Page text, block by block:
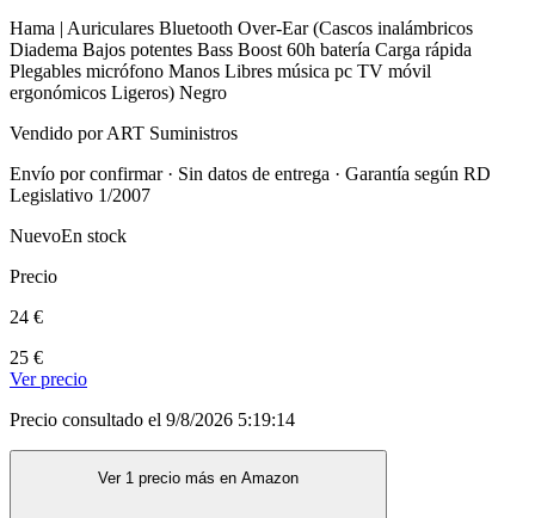
Hama | Auriculares Bluetooth Over-Ear (Cascos inalámbricos
Diadema Bajos potentes Bass Boost 60h batería Carga rápida
Plegables micrófono Manos Libres música pc TV móvil
ergonómicos Ligeros) Negro
Vendido por ART Suministros
Envío por confirmar · Sin datos de entrega · Garantía según RD
Legislativo 1/2007
NuevoEn stock
Precio
24 €
25 €
Ver precio
Precio consultado el 9/8/2026 5:19:14
Ver 1 precio más en Amazon